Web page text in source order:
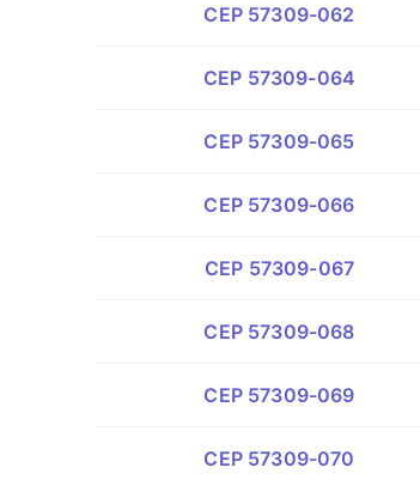
CEP 57309-062
CEP 57309-064
CEP 57309-065
CEP 57309-066
CEP 57309-067
CEP 57309-068
CEP 57309-069
CEP 57309-070